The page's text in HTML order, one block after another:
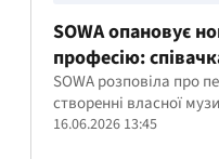
SOWA опановує
професію:
музичному
SOWA розповіла про
створенні власної
16.06.2026 13:45